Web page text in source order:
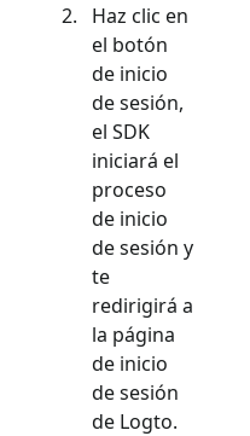
Haz clic en
el botón
de inicio
de sesión,
el SDK
iniciará el
proceso
de inicio
de sesión y
te
redirigirá a
la página
de inicio
de sesión
de Logto.